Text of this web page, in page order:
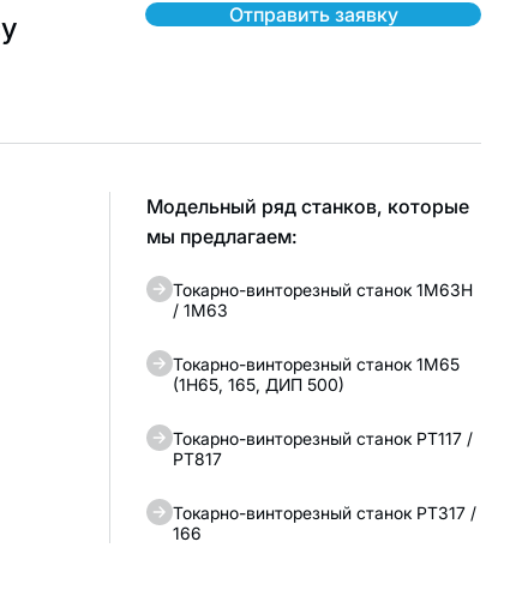
Отправить заявку
Модельный ряд станков, которые
мы предлагаем:
Токарно-винторезный станок 1М63Н
/ 1М63
Токарно-винторезный станок 1М65
(1Н65, 165, ДИП 500)
Токарно-винторезный станок РТ117 /
РТ817
Токарно-винторезный станок РТ317 /
166